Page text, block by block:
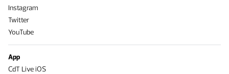
Instagram
Twitter
YouTube
App
CdT Live iOS